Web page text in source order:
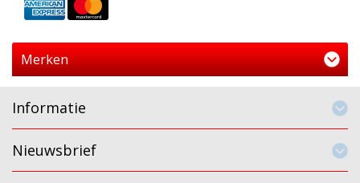
Merken
Informatie
Nieuwsbrief